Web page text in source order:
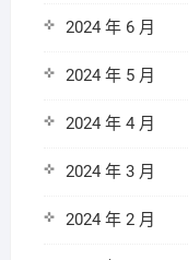
2024 年 6 月
2024 年 5 月
2024 年 4 月
2024 年 3 月
2024 年 2 月